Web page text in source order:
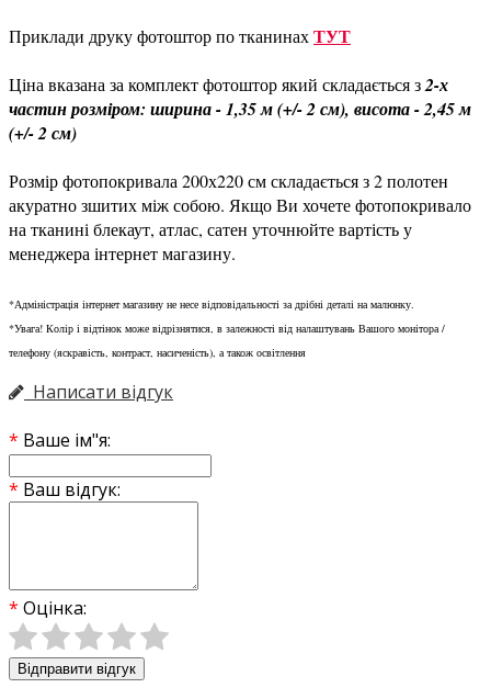
Приклади друку фотоштор по тканинахТУТ
Ціна вказана за комплект фотоштор який складається з2-х
частин розміром: ширина - 1,35 м (+/- 2 см), висота - 2,45 м
(+/- 2 см)
Розмір фотопокривала 200х220 см складається з 2 полотен
акуратно зшитих між собою. Якщо Ви хочете фотопокривало
на тканині блекаут, атлас, сатен уточнюйте вартість у
менеджера інтернет магазину.
*Адміністрація інтернет магазину не несе відповідальності за дрібні деталі на малюнку.
*Увага! Колір і відтінок може відрізнятися, в залежності від налаштувань Вашого монітора /
телефону (яскравість, контраст, насиченість), а також освітлення
Написати відгук
Ваше ім"я:
Ваш відгук:
Оцінка:
Відправити відгук